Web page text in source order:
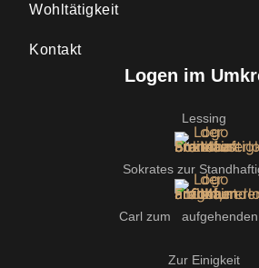
Wohltätigkeit
Kontakt
Logen im
Lessing
Sokrates zur
Carl zum aufgehenden
Zur Einigkeit